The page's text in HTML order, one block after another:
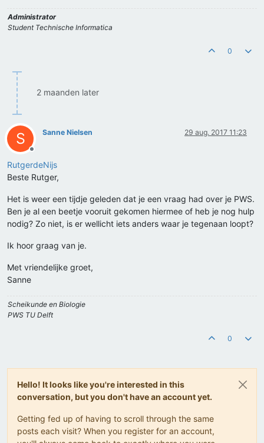
Administrator
Student Technische Informatica
0
2 maanden later
S
Offline
Sanne Nielsen 29 aug. 2017 11:23
RutgerdeNijs
Beste Rutger,
Het is weer een tijdje geleden dat je een vraag had over je PWS.
Ben je al een beetje vooruit gekomen hiermee of heb je nog hulp
nodig? Zo niet, is er wellicht iets anders waar je tegenaan loopt?
Ik hoor graag van je.
Met vriendelijke groet,
Sanne
Scheikunde en Biologie
PWS TU Delft
0
Hello! It looks like you're interested in this
conversation, but you don't have an account yet.
Getting fed up of having to scroll through the same
posts each visit? When you register for an account,